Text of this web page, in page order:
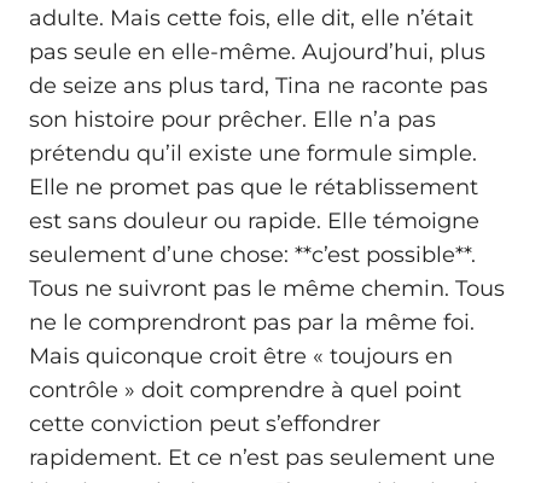
adulte. Mais cette fois, elle dit, elle n’était
pas seule en elle-même. Aujourd’hui, plus
de seize ans plus tard, Tina ne raconte pas
son histoire pour prêcher. Elle n’a pas
prétendu qu’il existe une formule simple.
Elle ne promet pas que le rétablissement
est sans douleur ou rapide. Elle témoigne
seulement d’une chose: **c’est possible**.
Tous ne suivront pas le même chemin. Tous
ne le comprendront pas par la même foi.
Mais quiconque croit être « toujours en
contrôle » doit comprendre à quel point
cette conviction peut s’effondrer
rapidement. Et ce n’est pas seulement une